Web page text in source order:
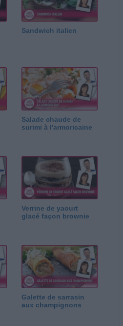
Sandwich italien
Salade chaude de
surimi à l'armoricaine
Verrine de yaourt
glacé façon brownie
Galette de sarrasin
aux champignons